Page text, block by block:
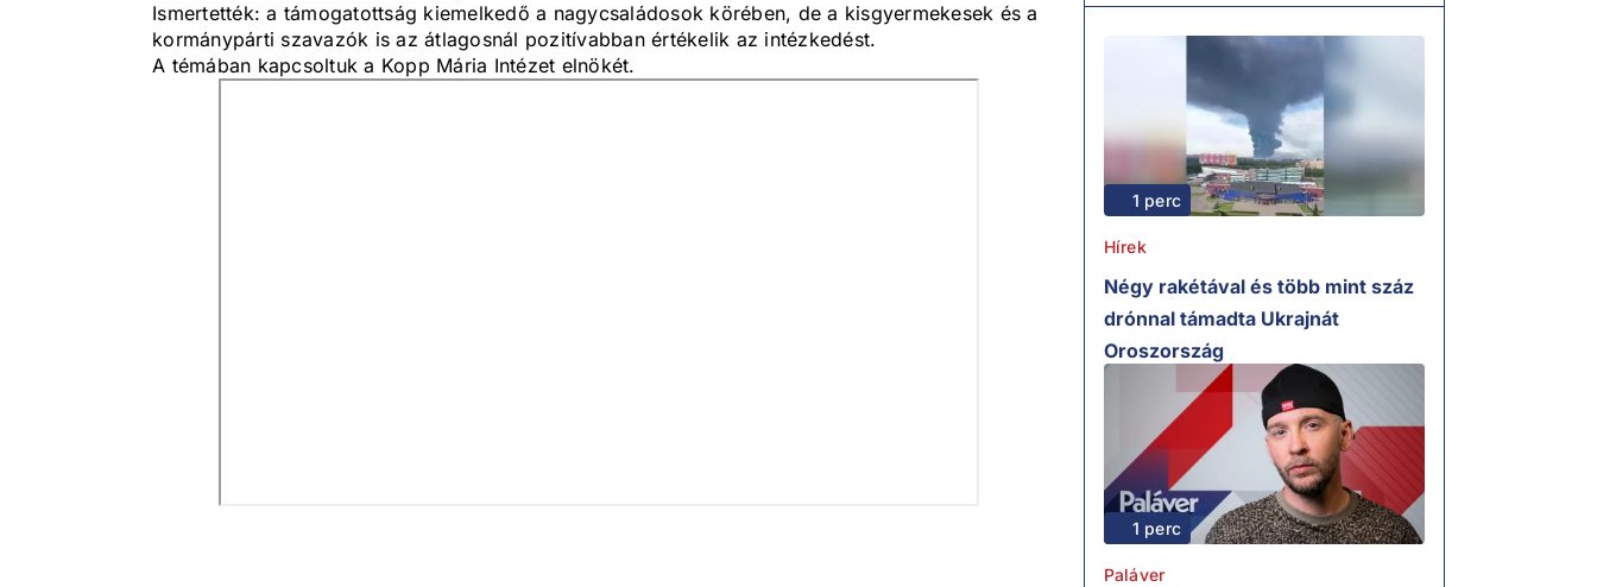
Ismertették: a támogatottság kiemelkedő a nagycsaládosok körében, de a kisgyermekesek és a
kormánypárti szavazók is az átlagosnál pozitívabban értékelik az intézkedést.
A témában kapcsoltuk a Kopp Mária Intézet elnökét.
1 perc
Hírek
Négy rakétával és több mint száz
drónnal támadta Ukrajnát
Oroszország
1 perc
Paláver